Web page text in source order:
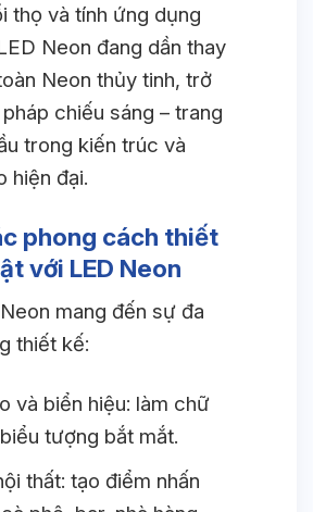
thọ và tính ứng dụng
Neon đang dần thay
Neon thủy tinh, trở
chiếu sáng – trang
trong kiến trúc và
hiện đại.
phong cách thiết
với LED Neon
mang đến sự đa
thiết kế:
và biển hiệu: làm chữ
tượng bắt mắt.
thất: tạo điểm nhấn